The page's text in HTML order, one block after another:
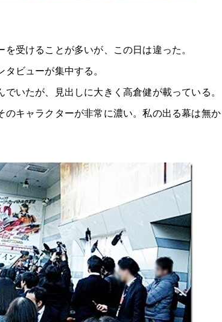
受けることが多いが、この日は違った。
ビューが集中する。
いたが、見出しに大きく高倉健が載っている。
のキャラクターが非常に濃い。私の出る幕は無か